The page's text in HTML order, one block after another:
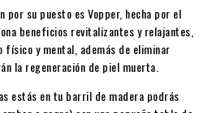
su puesto es Vopper, hecha por el
beneficios revitalizantes y relajantes,
físico y mental, además de eliminar
la regeneración de piel muerta.
estás en tu barril de madera podrás